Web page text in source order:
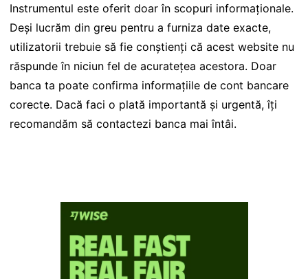
Instrumentul este oferit doar în scopuri informaționale.
Deși lucrăm din greu pentru a furniza date exacte,
utilizatorii trebuie să fie conștienți că acest website nu
răspunde în niciun fel de acuratețea acestora. Doar
banca ta poate confirma informațiile de cont bancare
corecte. Dacă faci o plată importantă și urgentă, îți
recomandăm să contactezi banca mai întâi.